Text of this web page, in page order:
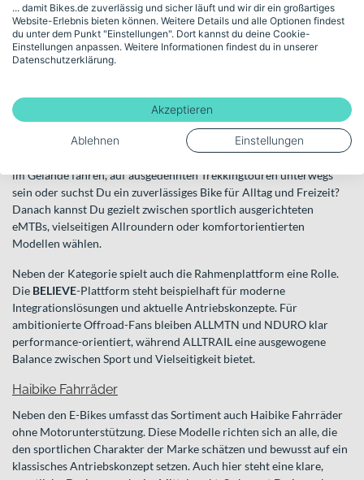
Die Ausrichtung ist klar: elektrische Unterstützung kombiniert mit
durchdachter Geometrie und einem Fokus auf Fahrspaß – egal ob
im Gelände oder auf längeren Touren.
wichtige Entscheidungskriterien
Wenn Du Dich durch das Sortiment von Haibike klickst, hilft es,
im Gelände fahren, auf ausgedehnten Trekkingtouren unterwegs
sein oder suchst Du ein zuverlässiges Bike für Alltag und Freizeit?
Danach kannst Du gezielt zwischen sportlich ausgerichteten
eMTBs, vielseitigen Allroundern oder komfortorientierten
Modellen wählen.
Neben der Kategorie spielt auch die Rahmenplattform eine Rolle.
Die BELIEVE-Plattform steht beispielhaft für moderne
Integrationslösungen und aktuelle Antriebskonzepte. Für
ambitionierte Offroad-Fans bleiben ALLMTN und NDURO klar
performance-orientiert, während ALLTRAIL eine ausgewogene
Balance zwischen Sport und Vielseitigkeit bietet.
Haibike Fahrräder
Neben den E-Bikes umfasst das Sortiment auch Haibike Fahrräder
ohne Motorunterstützung. Diese Modelle richten sich an alle, die
den sportlichen Charakter der Marke schätzen und bewusst auf ein
klassisches Antriebskonzept setzen. Auch hier steht eine klare,
... damit Bikes.de zuverlässig und sicher läuft und wir dir ein großartiges
Website-Erlebnis bieten können. Weitere Details und alle Optionen findest
du unter dem Punkt "Einstellungen". Dort kannst du deine Cookie-
Einstellungen anpassen. Weitere Informationen findest du in unserer
Datenschutzerklärung.
Akzeptieren
Ablehnen Einstellungen